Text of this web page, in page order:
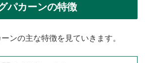
パカーンの特徴
ンの主な特徴を見ていきます。